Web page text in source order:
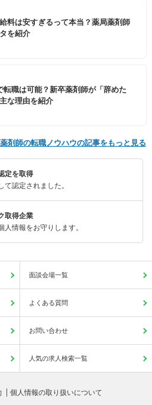
料は安すぎるって本当？薬局薬剤師
を紹介
転職は可能？新卒薬剤師が「辞めた
な理由を紹介
薬剤師の転職ノウハウの記事をもっと見る
定を取得
て認定されました。
取得企業
人情報をお守りします。
面談会場一覧
よくある質問
お問い合わせ
人気の求人検索一覧
個人情報の取り扱いについて